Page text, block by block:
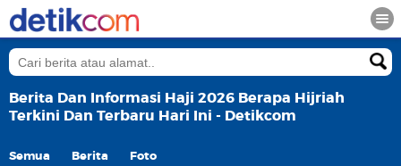
Berita Dan Informasi Haji 2026 Berapa Hijriah
Terkini Dan Terbaru Hari Ini - Detikcom
Semua Berita Foto